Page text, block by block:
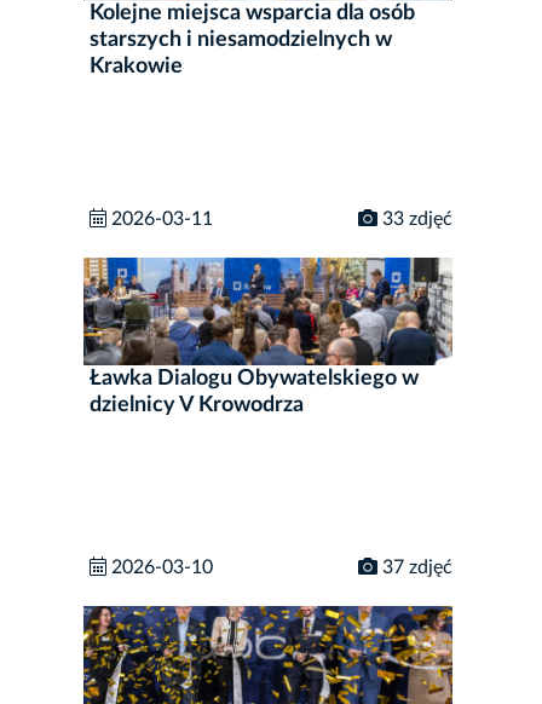
Kolejne miejsca wsparcia dla osób
starszych i niesamodzielnych w
Krakowie
2026-03-11 33 zdjęć
Ławka Dialogu Obywatelskiego w
dzielnicy V Krowodrza
2026-03-10 37 zdjęć